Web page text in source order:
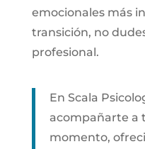
emocionales más
transición, no
profesional.
En Scala
acompañarte a
momento,